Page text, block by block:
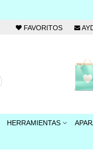
FAVORITOS
HERRAMIENTAS